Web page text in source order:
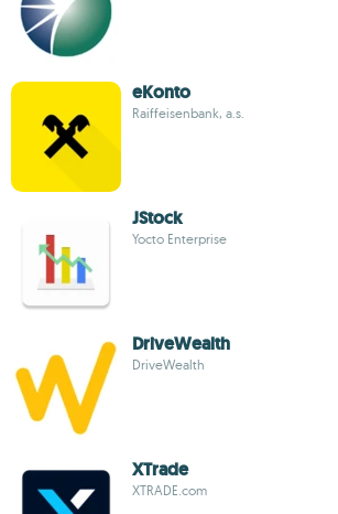
eKonto
Raiffeisenbank, a.s.
JStock
Yocto Enterprise
DriveWealth
DriveWealth
XTrade
XTRADE.com